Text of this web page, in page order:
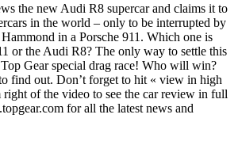
the new Audi R8 supercar and claims it to
in the world – only to be interrupted by
in a Porsche 911. Which one is
or the Audi R8? The only way to settle this
Gear special drag race! Who will win?
find out. Don’t forget to hit « view in high
of the video to see the car review in full
for all the latest news and